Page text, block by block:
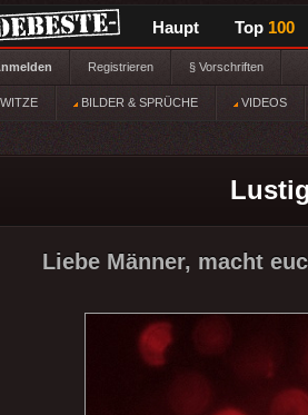
Haupt Top 100
Registrieren § Vorschriften
WITZE BILDER & SPRÜCHE VIDEOS
Liebe Männer, macht